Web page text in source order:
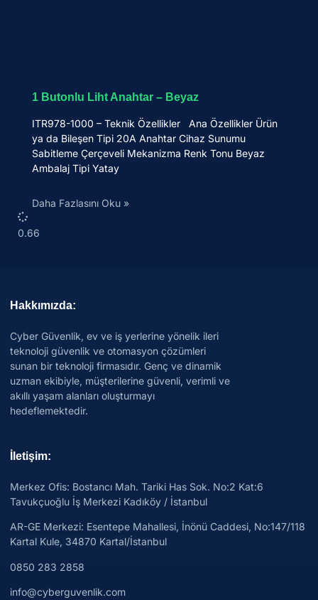
1 Butonlu Liht Anahtar – Beyaz
ITR978-1000 – Teknik Özellikler Ana Özellikler Ürün
ya da Bileşen Tipi 20A Anahtar Cihaz Sunumu
Sabitleme Çerçeveli Mekanizma Renk Tonu Beyaz
Ambalaj Tipi Yatay
Daha Fazlasını Oku »
Hakkımızda:
Cyber Güvenlik, ev ve iş yerlerine yönelik ileri
teknoloji güvenlik ve otomasyon çözümleri
sunan bir teknoloji firmasıdır. Genç ve dinamik
uzman ekibiyle, müşterilerine güvenli, verimli ve
akıllı yaşam alanları oluşturmayı
hedeflemektedir.
İletişim:
Merkez Ofis: Bostancı Mah. Tariki Has Sok. No:2 Kat:6
Tavukçuoğlu İş Merkezi Kadıköy / İstanbul
AR-GE Merkezi: Esentepe Mahallesi, İnönü Caddesi, No:147/118
Kartal Kule, 34870 Kartal/İstanbul
0850 283 2858
info@cyberguvenlik.com